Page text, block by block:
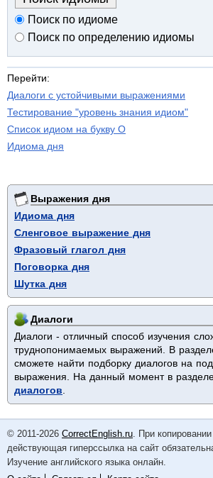
Поиск по идиоме
Поиск по определению идиомы
Перейти:
Диалоги с устойчивыми выражениями
Тестирование "уровень знания идиом"
Список идиом на букву O
Идиома дня
Выражения дня
Идиома дня
Сленговое выражение дня
Фразовый глагол дня
Поговорка дня
Шутка дня
Диалоги
Диалоги - отличный способ изучения
труднопонимаемых выражений. В
сможете найти подборку диалогов на
выражения. На данный момент в
диалогов.
© 2011-2026 CorrectEnglish.ru. При
действующая гиперссылка на сайт
Изучение английского языка онлайн.